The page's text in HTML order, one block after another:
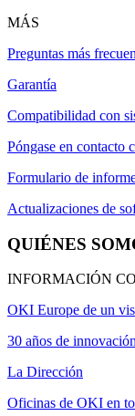
MÁS
Preguntas más
Garantía
Compatibilidad con
Póngase en contacto
Formulario de
Actualizaciones de
QUIÉNES
INFORMACIÓN
OKI Europe de un
30 años de innovación
La Dirección
Oficinas de OKI en